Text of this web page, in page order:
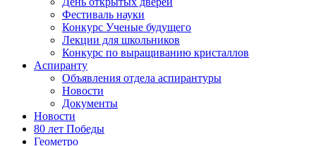
Фестиваль науки
Конкурс Ученые будущего
Лекции для школьников
Конкурс по выращиванию кристаллов
Аспиранту
Объявления отдела аспирантуры
Новости
Документы
Новости
80 лет Победы
Геометро